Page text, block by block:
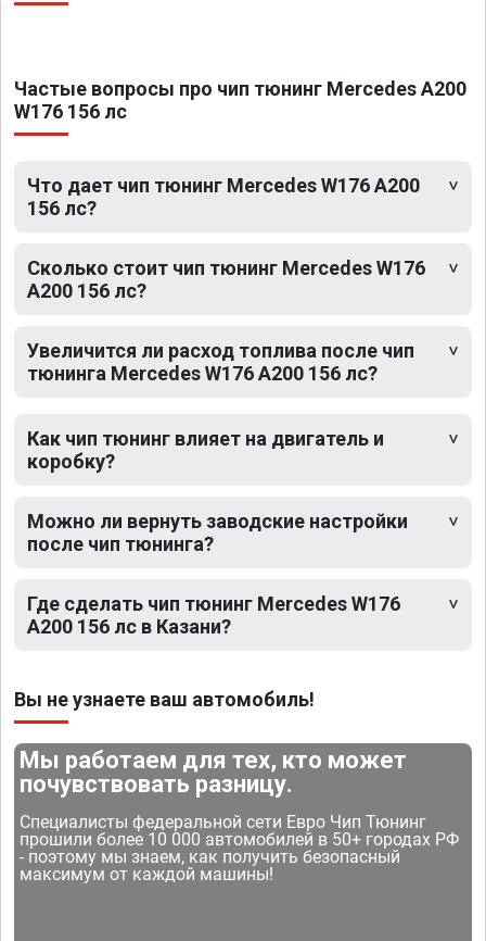
Частые вопросы про чип тюнинг Mercedes A200
W176 156 лс
Что дает чип тюнинг Mercedes W176 A200
156 лс?
Сколько стоит чип тюнинг Mercedes W176
A200 156 лс?
Увеличится ли расход топлива после чип
тюнинга Mercedes W176 A200 156 лс?
Как чип тюнинг влияет на двигатель и
коробку?
Можно ли вернуть заводские настройки
после чип тюнинга?
Где сделать чип тюнинг Mercedes W176
A200 156 лс в Казани?
Вы не узнаете ваш автомобиль!
Мы работаем для тех, кто может
почувствовать разницу.
Специалисты федеральной сети Евро Чип Тюнинг
прошили более 10 000 автомобилей в 50+ городах РФ
- поэтому мы знаем, как получить безопасный
максимум от каждой машины!